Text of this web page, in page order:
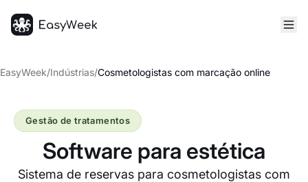
EasyWeek/Indústrias/Cosmetologistas com marcação online
Software para estética
Sistema de reservas para cosmetologistas com
Gestão de tratamentos